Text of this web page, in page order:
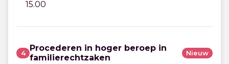
15.00
4
Procederen in hoger beroep in
familierechtzaken
Nieuw